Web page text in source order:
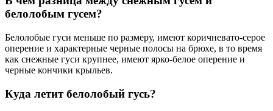
белолобым гусем?
Белолобые гуси меньше по размеру, имеют коричневато-серое
оперение и характерные черные полосы на брюхе, в то время
как снежные гуси крупнее, имеют ярко-белое оперение и
черные кончики крыльев.
Куда летит белолобый гусь?